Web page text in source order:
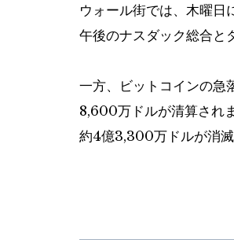
ウォール街では、木曜
午後のナスダック総合と
一方、ビットコインの急
8,600万ドルが清算され
約4億3,300万ドルが消